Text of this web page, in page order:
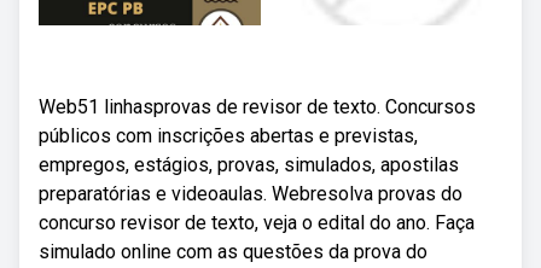
Web51 linhasprovas de revisor de texto. Concursos
públicos com inscrições abertas e previstas,
empregos, estágios, provas, simulados, apostilas
preparatórias e videoaulas. Webresolva provas do
concurso revisor de texto, veja o edital do ano. Faça
simulado online com as questões da prova do